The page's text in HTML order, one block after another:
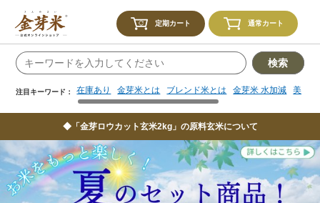
定期カート 通常カート
検索
注目キーワード： 在庫あり 金芽米とは ブレンド米とは 金芽米 水加減 美味
◆「金芽ロウカット玄米2kg」の原料玄米について